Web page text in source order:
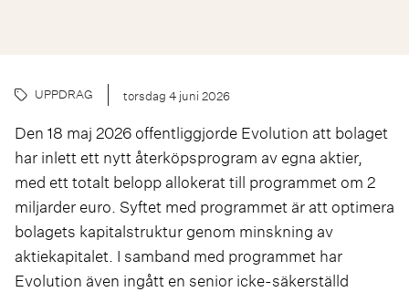
UPPDRAG torsdag 4 juni 2026
Den 18 maj 2026 offentliggjorde Evolution att bolaget
har inlett ett nytt återköpsprogram av egna aktier,
med ett totalt belopp allokerat till programmet om 2
miljarder euro. Syftet med programmet är att optimera
bolagets kapitalstruktur genom minskning av
aktiekapitalet. I samband med programmet har
Evolution även ingått en senior icke-säkerställd